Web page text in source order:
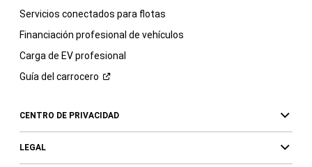
Servicios conectados para flotas
Financiación profesional de vehículos
Carga de EV profesional
Guía del carrocero
CENTRO DE PRIVACIDAD
LEGAL